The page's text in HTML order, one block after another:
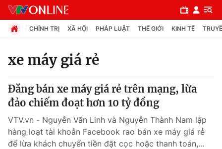
Chuyên mục
Chính trị
Xã hội
CHÍNH TRỊ XÃ HỘI PHÁP LUẬT THẾ GIỚI KINH TẾ
xe máy giá rẻ
Đăng bán xe máy giá rẻ trên mạng, lừa
đảo chiếm đoạt hơn 10 tỷ đồng
VTV.vn - Nguyễn Văn Linh và Nguyễn Thành Nam lập
hàng loạt tài khoản Facebook rao bán xe máy giá rẻ
để lừa khách chuyển tiền đặt cọc hoặc thanh toán,...